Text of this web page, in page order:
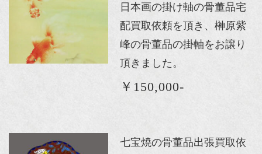
日本画の掛け軸の骨董品宅
配買取依頼を頂き、榊原紫
峰の骨董品の掛軸をお譲り
頂きました。
￥150,000-
七宝焼の骨董品出張買取依